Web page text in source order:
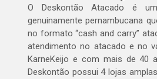
O Deskontão Atacado é
genuinamente pernambucana
no formato “cash and carry”
atendimento no atacado e no
KarneKeijo e com mais de 40
Deskontão possui 4 lojas